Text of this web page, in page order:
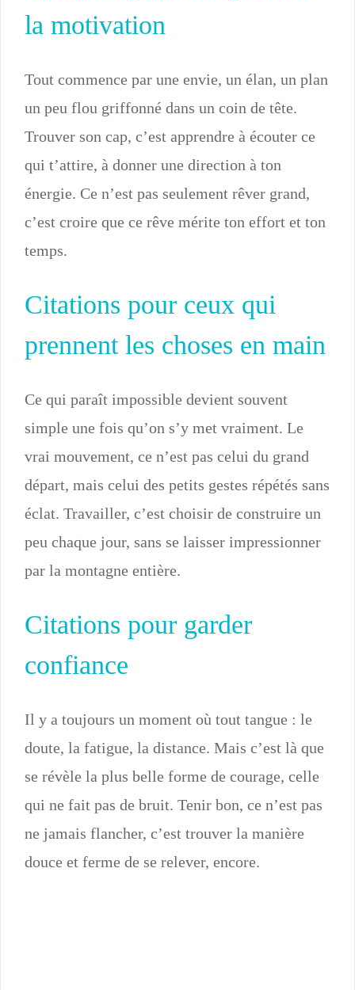
la motivation
Tout commence par une envie, un élan, un plan
un peu flou griffonné dans un coin de tête.
Trouver son cap, c’est apprendre à écouter ce
qui t’attire, à donner une direction à ton
énergie. Ce n’est pas seulement rêver grand,
c’est croire que ce rêve mérite ton effort et ton
temps.
Citations pour ceux qui
prennent les choses en main
Ce qui paraît impossible devient souvent
simple une fois qu’on s’y met vraiment. Le
vrai mouvement, ce n’est pas celui du grand
départ, mais celui des petits gestes répétés sans
éclat. Travailler, c’est choisir de construire un
peu chaque jour, sans se laisser impressionner
par la montagne entière.
Citations pour garder
confiance
Il y a toujours un moment où tout tangue : le
doute, la fatigue, la distance. Mais c’est là que
se révèle la plus belle forme de courage, celle
qui ne fait pas de bruit. Tenir bon, ce n’est pas
ne jamais flancher, c’est trouver la manière
douce et ferme de se relever, encore.